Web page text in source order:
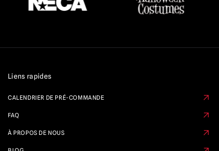
Liens rapides
CALENDRIER DE PRÉ-COMMANDE
FAQ
À PROPOS DE NOUS